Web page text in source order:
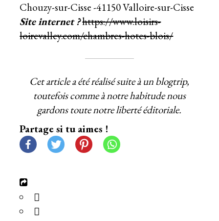
Chouzy-sur-Cisse -41150 Valloire-sur-Cisse
Site internet ?https://www.loisirs-
loirevalley.com/chambres-hotes-blois/
Cet article a été réalisé suite à un blogtrip,
toutefois comme à notre habitude nous
gardons toute notre liberté éditoriale.
Partage si tu aimes !